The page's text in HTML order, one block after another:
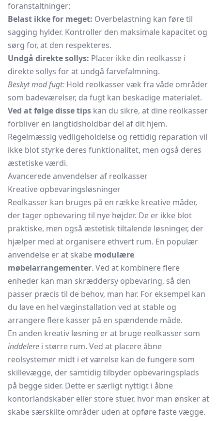
foranstaltninger:
Belast ikke for meget: Overbelastning kan føre til
sagging hylder. Kontroller den maksimale kapacitet og
sørg for, at den respekteres.
Undgå direkte sollys: Placer ikke din reolkasse i
direkte sollys for at undgå farvefalmning.
Beskyt mod fugt: Hold reolkasser væk fra våde områder
som badeværelser, da fugt kan beskadige materialet.
Ved at følge disse tips kan du sikre, at dine reolkasser
forbliver en langtidsholdbar del af dit hjem.
Regelmæssig vedligeholdelse og rettidig reparation vil
ikke blot styrke deres funktionalitet, men også deres
æstetiske værdi.
Avancerede anvendelser af reolkasser
Kreative opbevaringsløsninger
Reolkasser kan bruges på en række kreative måder,
der tager opbevaring til nye højder. De er ikke blot
praktiske, men også æstetisk tiltalende løsninger, der
hjælper med at organisere ethvert rum. En populær
anvendelse er at skabe modulære
møbelarrangementer. Ved at kombinere flere
enheder kan man skræddersy opbevaring, så den
passer præcis til de behov, man har. For eksempel kan
du lave en hel væginstallation ved at stable og
arrangere flere kasser på en spændende måde.
En anden kreativ løsning er at bruge reolkasser som
inddelere i større rum. Ved at placere åbne
reolsystemer midt i et værelse kan de fungere som
skillevægge, der samtidig tilbyder opbevaringsplads
på begge sider. Dette er særligt nyttigt i åbne
kontorlandskaber eller store stuer, hvor man ønsker at
skabe særskilte områder uden at opføre faste vægge.